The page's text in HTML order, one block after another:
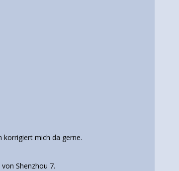
korrigiert mich da gerne.
Shenzhou 7.